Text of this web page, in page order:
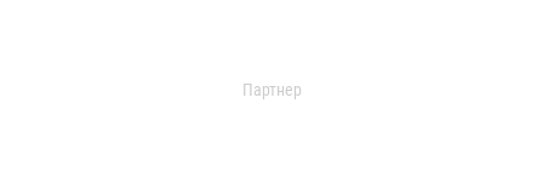
Партнер